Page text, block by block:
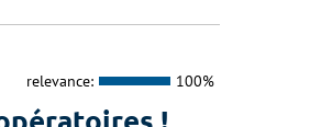
relevance: 100%